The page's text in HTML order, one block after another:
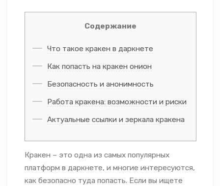
Содержание
Что такое кракен в даркнете
Как попасть на кракен онион
Безопасность и анонимность
Работа кракена: возможности и риски
Актуальные ссылки и зеркала кракена
Кракен – это одна из самых популярных
платформ в даркнете, и многие интересуются,
как безопасно туда попасть. Если вы ищете